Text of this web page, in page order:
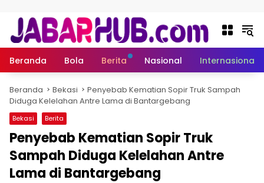
Beranda Bola Berita Nasional Internasional
Beranda Bekasi
Penyebab Kematian Sopir Truk Sampah
Diduga Kelelahan Antre Lama di Bantargebang
Bekasi Berita
Penyebab Kematian Sopir Truk
Sampah Diduga Kelelahan Antre
Lama di Bantargebang